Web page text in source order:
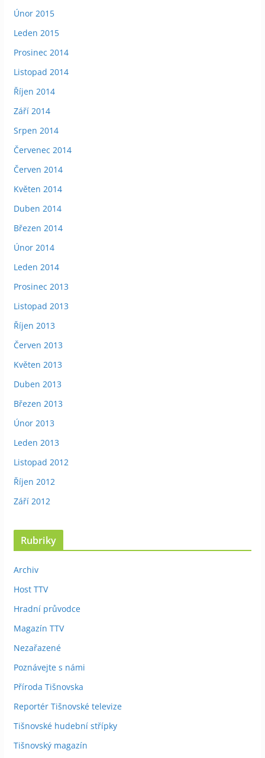
Únor 2015
Leden 2015
Prosinec 2014
Listopad 2014
Říjen 2014
Září 2014
Srpen 2014
Červenec 2014
Červen 2014
Květen 2014
Duben 2014
Březen 2014
Únor 2014
Leden 2014
Prosinec 2013
Listopad 2013
Říjen 2013
Červen 2013
Květen 2013
Duben 2013
Březen 2013
Únor 2013
Leden 2013
Listopad 2012
Říjen 2012
Září 2012
Rubriky
Archiv
Host TTV
Hradní průvodce
Magazín TTV
Nezařazené
Poznávejte s námi
Příroda Tišnovska
Reportér Tišnovské televize
Tišnovské hudební střípky
Tišnovský magazín